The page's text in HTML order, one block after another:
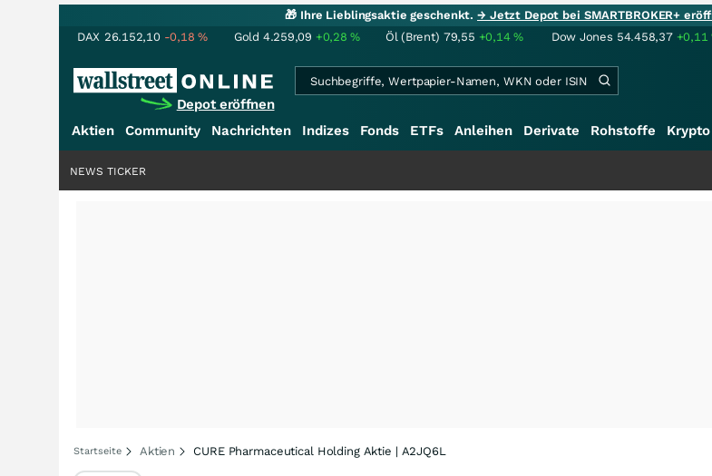
🎁 Ihre Lieblingsaktie geschenkt.→ Jetzt Depot bei SMARTBROKER+
DAX 26.152,10 -0,18% Gold 4.259,09 +0,28% Öl (Brent) 79,55 +0,14% Dow Jones 54.458,37 +0,11
Depot eröffnen
Aktien Community Nachrichten Indizes Fonds ETFs Anleihen Derivate Rohstoffe Krypto
NEWS TICKER
Startseite Aktien CURE Pharmaceutical Holding Aktie | A2JQ6L